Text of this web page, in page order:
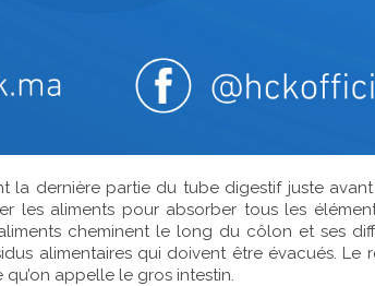
dernière partie du tube digestif juste
les aliments pour absorber tous les
cheminent le long du côlon et ses
alimentaires qui doivent être évacués.
appelle le gros intestin.